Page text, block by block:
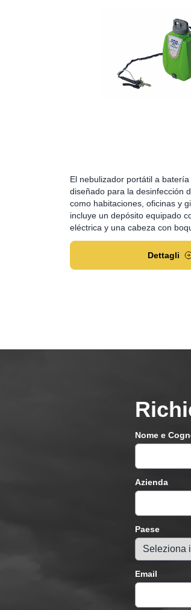
El nebulizador portátil a
diseñado para la desinfección
como habitaciones, oficinas y
incluye un depósito equipado
eléctrica y una cabeza con
Dettagli
Nome e
Azienda
Paese
Email